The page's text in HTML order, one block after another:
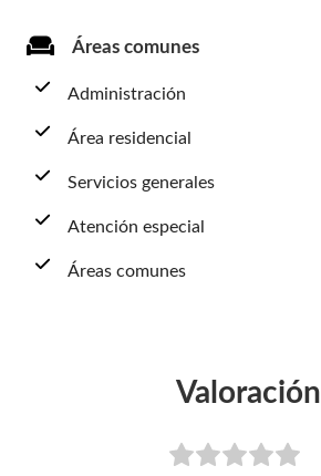
Áreas comunes
Administración
Área residencial
Servicios generales
Atención especial
Áreas comunes
Valoración